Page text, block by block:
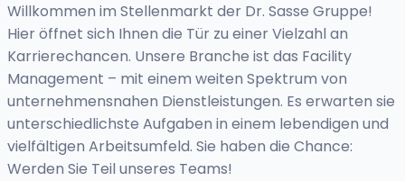
Willkommen im Stellenmarkt der Dr. Sasse Gruppe!
Hier öffnet sich Ihnen die Tür zu einer Vielzahl an
Karrierechancen. Unsere Branche ist das Facility
Management – mit einem weiten Spektrum von
unternehmensnahen Dienstleistungen. Es erwarten sie
unterschiedlichste Aufgaben in einem lebendigen und
vielfältigen Arbeitsumfeld. Sie haben die Chance:
Werden Sie Teil unseres Teams!